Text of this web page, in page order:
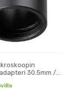
30.5mm /